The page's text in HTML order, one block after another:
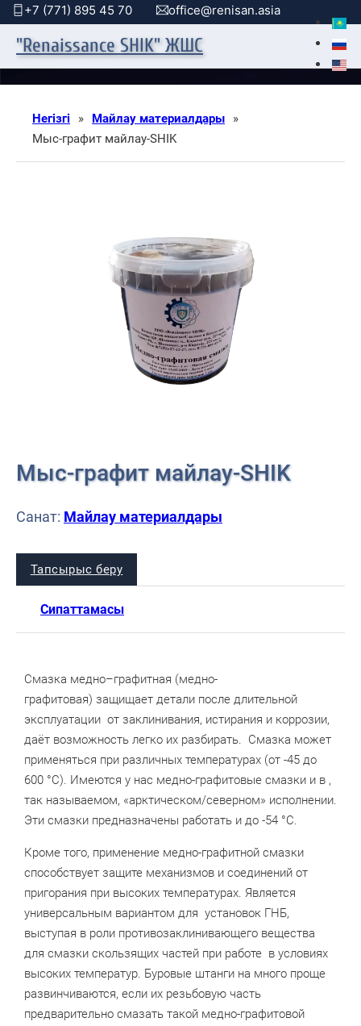
+7 (771) 895 45 70 office@renisan.asia
"Renaissance SHIK" ЖШС
Негізгі » Майлау материалдары
»
Мыс-графит майлау-SHIK
Мыс-графит майлау-SHIK
Санат: Майлау материалдары
Тапсырыс беру
Сипаттамасы
Смазка медно–графитная (медно-
графитовая) защищает детали после длительной
эксплуатации от заклинивания, истирания и коррозии,
даёт возможность легко их разбирать. Смазка может
применяться при различных температурах (от -45 до
600 °С). Имеются у нас медно-графитовые смазки и в ,
так называемом, «арктическом/северном» исполнении.
Эти смазки предназначены работать и до -54 °С.
Кроме того, применение медно-графитной смазки
способствует защите механизмов и соединений от
пригорания при высоких температурах. Является
универсальным вариантом для установок ГНБ,
выступая в роли противозаклинивающего вещества
для смазки скользящих частей при работе в условиях
высоких температур. Буровые штанги на много проще
развинчиваются, если их резьбовую часть
предварительно смазать такой медно-графитовой